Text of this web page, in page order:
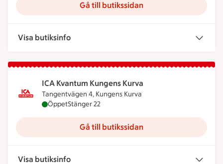
Gå till butikssidan
Visa butiksinfo
ICA Kvantum Kungens Kurva
Tangentvägen 4, Kungens Kurva
ICA Kvantum Kungens Kurva är öppen nu, stänger
ÖppetStänger 22
Gå till butikssidan
Visa butiksinfo